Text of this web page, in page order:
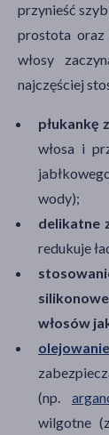
przynieść
prostota oraz
włosy
najczęściej
płukankę z
włosa i
wody);
delikatne
redukuje
włosów
(np.
wilgotne